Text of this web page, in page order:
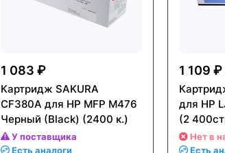
1 083 ₽
Картридж SAKURA
CF380A для HP MFP M476
Черный (Black) (2400 к.)
У поставщика
Есть аналоги
1 109 ₽
для HP
(2
Нет в
Есть